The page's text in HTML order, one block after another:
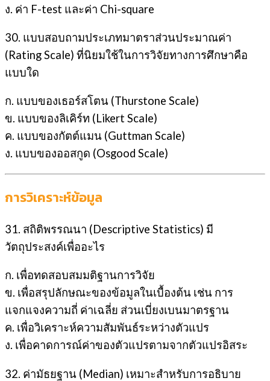
ง. ค่า F-test และค่า Chi-square
30. แบบสอบถามประเภทมาตราส่วนประมาณค่า
(Rating Scale) ที่นิยมใช้ในการวิจัยทางการศึกษาคือ
แบบใด
ก. แบบของเธอร์สโตน (Thurstone Scale)
ข. แบบของลิเคิร์ท (Likert Scale)
ค. แบบของกัตต์แมน (Guttman Scale)
ง. แบบของออสกูด (Osgood Scale)
การวิเคราะห์ข้อมูล
31. สถิติพรรณนา (Descriptive Statistics) มี
วัตถุประสงค์เพื่ออะไร
ก. เพื่อทดสอบสมมติฐานการวิจัย
ข. เพื่อสรุปลักษณะของข้อมูลในเบื้องต้น เช่น การ
แจกแจงความถี่ ค่าเฉลี่ย ส่วนเบี่ยงเบนมาตรฐาน
ค. เพื่อวิเคราะห์ความสัมพันธ์ระหว่างตัวแปร
ง. เพื่อคาดการณ์ค่าของตัวแปรตามจากตัวแปรอิสระ
32. ค่ามัธยฐาน (Median) เหมาะสำหรับการอธิบาย